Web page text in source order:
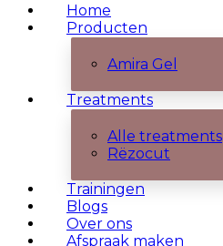
Home
Producten
Amira Gel
Treatments
Alle treatments
Rëzocut
Trainingen
Blogs
Over ons
Afspraak maken